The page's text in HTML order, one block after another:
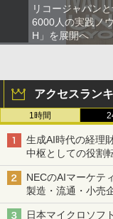
リコージャパン
6000人の実践ノ
H」を展開へ
アクセスラン
1時間
生成AI時代の経理
中枢としての役割
NECのAIマーケテ
製造・流通・小売
日本マイクロソフ